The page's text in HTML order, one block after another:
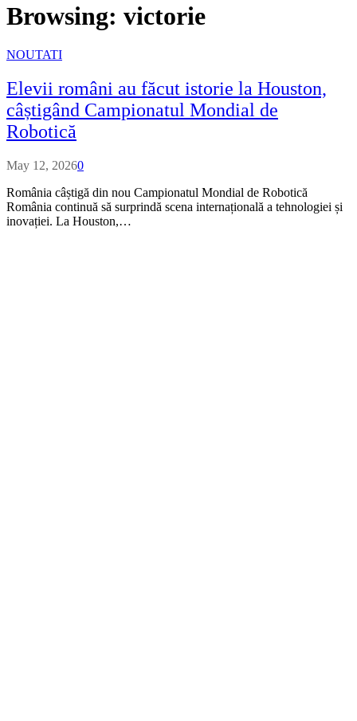
Browsing: victorie
NOUTATI
Elevii români au făcut istorie la Houston,
câștigând Campionatul Mondial de
Robotică
May 12, 20260
România câștigă din nou Campionatul Mondial de Robotică
România continuă să surprindă scena internațională a tehnologiei și
inovației. La Houston,…